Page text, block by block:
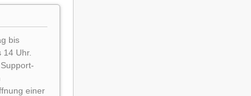
bis
Uhr.
einer